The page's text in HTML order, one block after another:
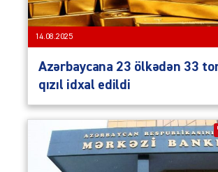
14.08.2025
Azərbaycana 23 ölkədən 33
qızıl idxal edildi